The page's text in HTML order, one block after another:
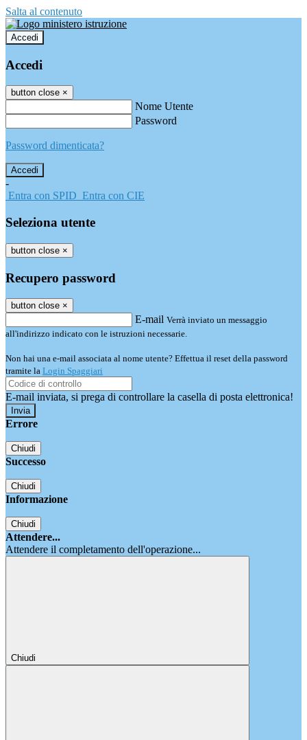
Salta al contenuto
Accedi
Accedi
button close ×
Nome Utente
Password
Password dimenticata?
-
Entra con SPID Entra con CIE
Seleziona utente
button close ×
Recupero password
button close ×
E-mail Verrà inviato un messaggio
all'indirizzo indicato con le istruzioni necessarie.
Non hai una e-mail associata al nome utente? Effettua il reset della password
tramite la Login Spaggiari
E-mail inviata, si prega di controllare la casella di posta elettronica!
Errore
Chiudi
Successo
Chiudi
Informazione
Chiudi
Attendere...
Attendere il completamento dell'operazione...
Chiudi